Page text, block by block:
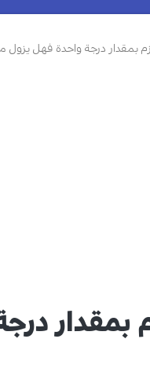
بمقدار درجة واحدة فهل يزول
بمقدار